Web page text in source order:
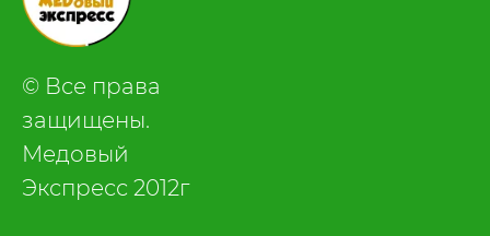
© Все права
защищены.
Медовый
Экспресс 2012г